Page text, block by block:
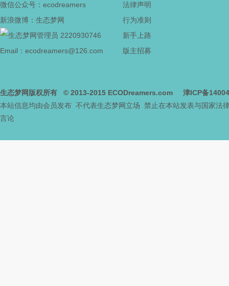
微信公众号：ecodreamers
新浪微博：生态梦网
2220930746
Email：ecodreamers@126.com
法律声明
行为准则
新手上路
版主招募
生态梦网版权所有 © 2013-2015 ECODreamers.com
津ICP备
本站信息均由会员发布 不代表生态梦网立场 禁止在本站发表与国家法
言论